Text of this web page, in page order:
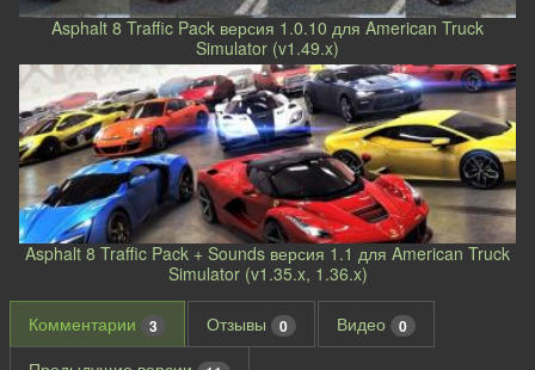
Asphalt 8 Traffic Pack версия 1.0.10 для American Truck
Simulator (v1.49.x)
Asphalt 8 Traffic Pack + Sounds версия 1.1 для American Truck
Simulator (v1.35.x, 1.36.x)
Комментарии 3 Отзывы 0 Видео 0